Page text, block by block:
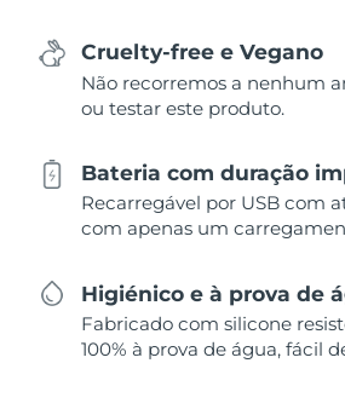
Cruelty-free e Vegano
Não recorremos a nenhum
ou testar este produto.
Bateria com duração
Recarregável por USB com
com apenas um
Higiénico e à prova de
Fabricado com silicone
100% à prova de água, fácil